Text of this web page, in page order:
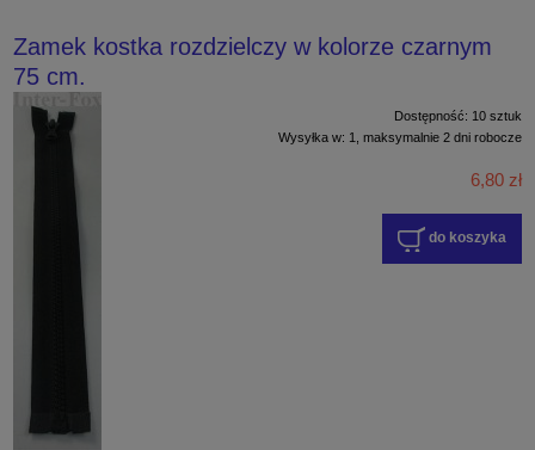
Zamek kostka rozdzielczy w kolorze czarnym
75 cm.
Dostępność: 10 sztuk
Wysyłka w: 1, maksymalnie 2 dni robocze
6,80 zł
do koszyka